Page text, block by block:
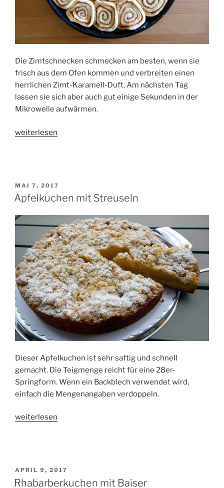
Die Zimtschnecken schmecken am besten, wenn sie
frisch aus dem Ofen kommen und verbreiten einen
herrlichen Zimt-Karamell-Duft. Am nächsten Tag
lassen sie sich aber auch gut einige Sekunden in der
Mikrowelle aufwärmen.
„Zimtschnecken
weiterlesen
VERÖFFENTLICHT
AM
MAI 7, 2017
Apfelkuchen mit Streuseln
Dieser Apfelkuchen ist sehr saftig und schnell
gemacht. Die Teigmenge reicht für eine 28er-
Springform. Wenn ein Backblech verwendet wird,
einfach die Mengenangaben verdoppeln.
„Apfelkuchen
weiterlesen
VERÖFFENTLICHT
AM
APRIL 9, 2017
Rhabarberkuchen mit Baiser